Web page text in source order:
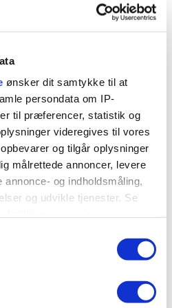
ønsker dit samtykke til at
persondata om IP-
til præferencer, statistik og
videregives til vores
og tilgår oplysninger
målrettede annoncer, levere
og indholdsmåling,
og udvikle tjenester. Se
fra vores
ved at trykke på "Privacy